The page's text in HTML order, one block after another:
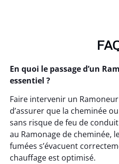
En quoi le passage d’un
essentiel ?
Faire intervenir un
d’assurer que la cheminée
sans risque de feu de
au Ramonage de cheminée,
fumées s’évacuent
chauffage est optimisé.